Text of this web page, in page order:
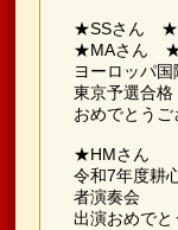
★SSさん
★MAさん
ヨーロッパ
東京予選合格
おめでとうご
★HMさん
令和7年度耕
者演奏会
出演おめでと